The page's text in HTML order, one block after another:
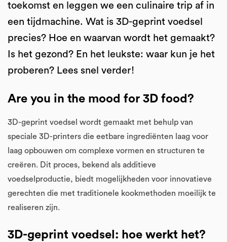
toekomst en leggen we een culinaire trip af in
een tijdmachine. Wat is 3D-geprint voedsel
precies? Hoe en waarvan wordt het gemaakt?
Is het gezond? En het leukste: waar kun je het
proberen? Lees snel verder!
Are you in the mood for 3D food?
3D-geprint voedsel wordt gemaakt met behulp van
speciale 3D-printers die eetbare ingrediënten laag voor
laag opbouwen om complexe vormen en structuren te
creëren. Dit proces, bekend als additieve
voedselproductie, biedt mogelijkheden voor innovatieve
gerechten die met traditionele kookmethoden moeilijk te
realiseren zijn.
3D-geprint voedsel: hoe werkt het?